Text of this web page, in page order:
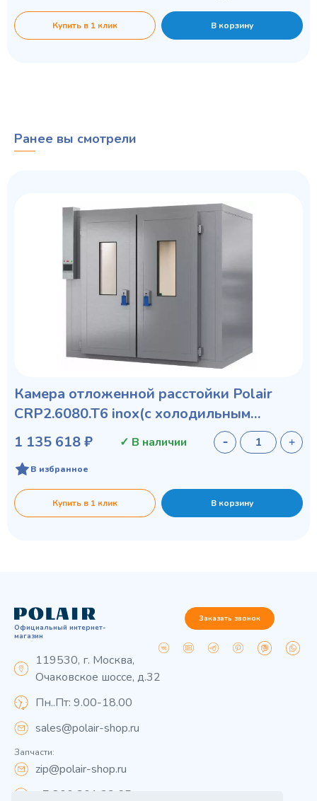
Купить в 1 клик В корзину
Ранее вы смотрели
Камера отложенной расстойки Polair
CRP2.6080.T6 inox(с холодильным
агрегатом)
1 135 618 ₽ ✓ В наличии
В избранное
Купить в 1 клик В корзину
Официальный интернет-
магазин
119530, г. Москва,
Очаковское шоссе, д.32
Пн..Пт: 9.00-18.00
sales@polair-shop.ru
Запчасти:
zip@polair-shop.ru
+7 800 301 33 65
Заказать звонок